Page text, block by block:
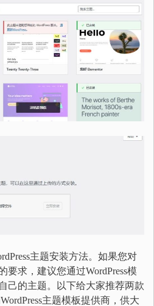
主题安装方法。如果您对
要求，建议您通过WordPress模
己的主题。以下给大家推荐两款
主题模板提供商，供大